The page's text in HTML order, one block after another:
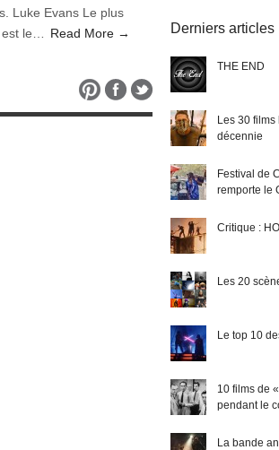
Luke Evans Le plus
est le…
Read More → Derniers articles
THE END
Les 30
décennie
Festival de
remporte le
Critique :
Les 20
Le top 10
10 films de
pendant le
La bande